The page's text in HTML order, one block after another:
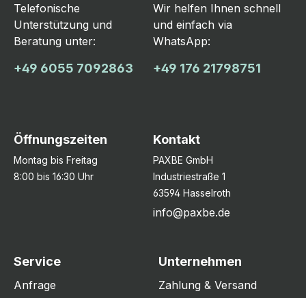
Telefonische
Unterstützung und
Beratung unter:
+49 6055 7092863
Wir helfen Ihnen schnell
und einfach via
WhatsApp:
+49 176 21798751
Öffnungszeiten
Montag bis Freitag
8:00 bis 16:30 Uhr
Kontakt
PAXBE GmbH
Industriestraße 1
63594 Hasselroth
info@paxbe.de
Service
Anfrage
Unternehmen
Zahlung & Versand